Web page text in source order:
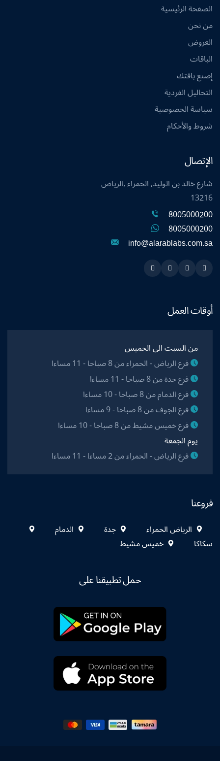
الصفحة الرئيسية
من نحن
العروض
الباقات
إصنع باقتك
التحاليل الفردية
سياسة الخصوصية
شروط والأحكام
الإتصال
شارع خالد بن الوليد, الحمراء ,الرياض
13216
8005000200
8005000200
info@alarablabs.com.sa
Snapchat
Twitter
Linkedin
Instagram
أوقات العمل
من السبت الى الخميس
فرع الرياض - الحمراء من 8 صباحا - 11 مساءا
فرع جدة من 8 صباحا - 11 مساءا
فرع الدمام من 8 صباحا - 10 مساءا
فرع الجوف من 8 صباحا - 9 مساءا
فرع خميس مشيط من 8 صباحا - 10 مساءا
يوم الجمعة
فرع الرياض - الحمراء من 2 مساءا - 11 مساءا
فروعنا
الرياض الحمراء جدة
الدمام
سكاكا
خميس مشيط
حمل تطبيقنا على